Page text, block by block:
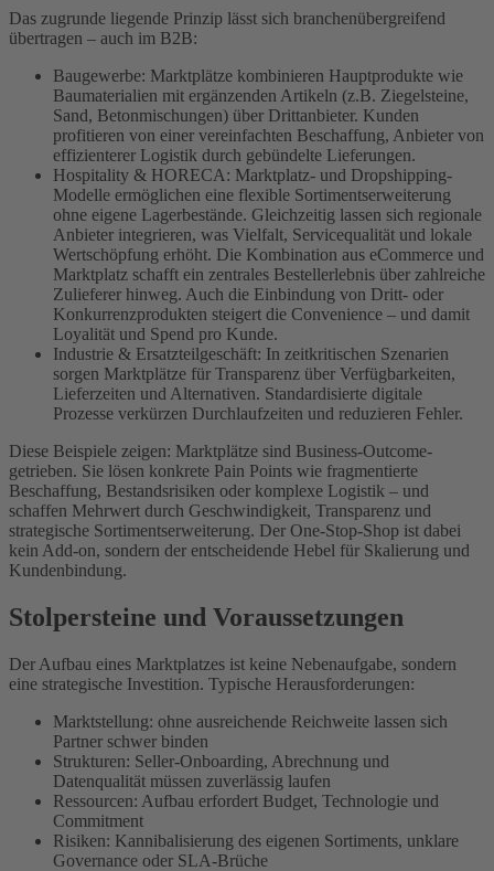
Das zugrunde liegende Prinzip lässt sich branchenübergreifend
übertragen – auch im B2B:
Baugewerbe: Marktplätze kombinieren Hauptprodukte wie
Baumaterialien mit ergänzenden Artikeln (z.B. Ziegelsteine,
Sand, Betonmischungen) über Drittanbieter. Kunden
profitieren von einer vereinfachten Beschaffung, Anbieter von
effizienterer Logistik durch gebündelte Lieferungen.
Hospitality & HORECA: Marktplatz- und Dropshipping-
Modelle ermöglichen eine flexible Sortimentserweiterung
ohne eigene Lagerbestände. Gleichzeitig lassen sich regionale
Anbieter integrieren, was Vielfalt, Servicequalität und lokale
Wertschöpfung erhöht. Die Kombination aus eCommerce und
Marktplatz schafft ein zentrales Bestellerlebnis über zahlreiche
Zulieferer hinweg. Auch die Einbindung von Dritt- oder
Konkurrenzprodukten steigert die Convenience – und damit
Loyalität und Spend pro Kunde.
Industrie & Ersatzteilgeschäft: In zeitkritischen Szenarien
sorgen Marktplätze für Transparenz über Verfügbarkeiten,
Lieferzeiten und Alternativen. Standardisierte digitale
Prozesse verkürzen Durchlaufzeiten und reduzieren Fehler.
Diese Beispiele zeigen: Marktplätze sind Business-Outcome-
getrieben. Sie lösen konkrete Pain Points wie fragmentierte
Beschaffung, Bestandsrisiken oder komplexe Logistik – und
schaffen Mehrwert durch Geschwindigkeit, Transparenz und
strategische Sortimentserweiterung. Der One-Stop-Shop ist dabei
kein Add-on, sondern der entscheidende Hebel für Skalierung und
Kundenbindung.
Stolpersteine und Voraussetzungen
Der Aufbau eines Marktplatzes ist keine Nebenaufgabe, sondern
eine strategische Investition. Typische Herausforderungen:
Marktstellung: ohne ausreichende Reichweite lassen sich
Partner schwer binden
Strukturen: Seller-Onboarding, Abrechnung und
Datenqualität müssen zuverlässig laufen
Ressourcen: Aufbau erfordert Budget, Technologie und
Commitment
Risiken: Kannibalisierung des eigenen Sortiments, unklare
Governance oder SLA-Brüche